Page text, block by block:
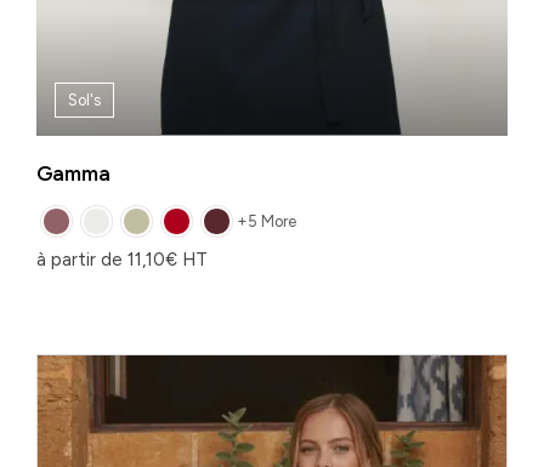
Sol's
Gamma
+5 More
à partir de 11,10€ HT